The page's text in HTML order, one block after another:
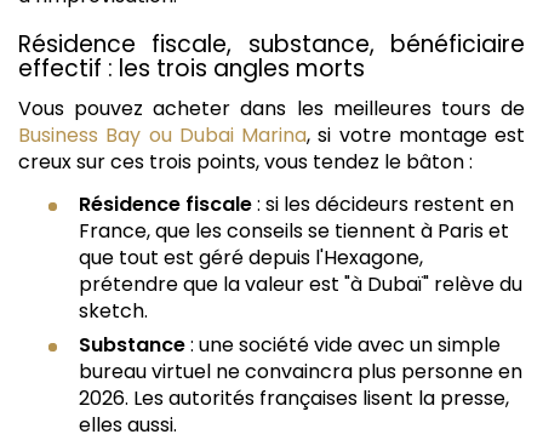
Résidence fiscale, substance, bénéficiaire
effectif : les trois angles morts
Vous pouvez acheter dans les meilleures tours de
Business Bay ou Dubai Marina, si votre montage est
creux sur ces trois points, vous tendez le bâton :
Résidence fiscale: si les décideurs restent en
France, que les conseils se tiennent à Paris et
que tout est géré depuis l'Hexagone,
prétendre que la valeur est "à Dubaï" relève du
sketch.
Substance: une société vide avec un simple
bureau virtuel ne convaincra plus personne en
2026. Les autorités françaises lisent la presse,
elles aussi.